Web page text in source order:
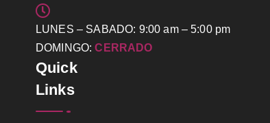
LUNES – SABADO: 9:00 am – 5:00 pm
DOMINGO:CERRADO
Quick
Links